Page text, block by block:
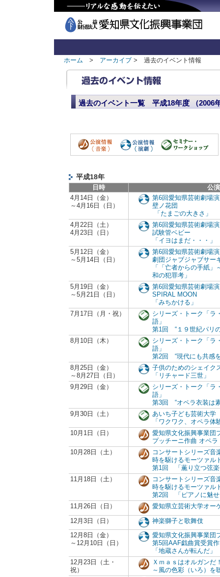
ホーム > アーカイブ > 過去のイベント情報
過去のイベント一覧 平成18年度 （2006
平成18年
日時
公
4月14日（金）
～4月16日（日）
第6回愛知県芸術劇場
壁ノ花団
「たまごの大きさ」
4月22日（土）
4月23日（日）
第6回愛知県芸術劇場
試験管ベビー
「イヨはまだ・・・」
5月12日（金）
～5月14日（日）
第6回愛知県芸術劇場
劇団ジャブジャブサー
「「亡者からの手紙
和の犯罪考」
5月19日（金）
～5月21日（日）
第6回愛知県芸術劇場
SPIRAL MOON
「みちかける」
7月17日（月・祝）
シリーズ・トーク「ラ
語」
第1回 “１９世紀パリ
8月10日（木）
シリーズ・トーク「ラ
語」
第2回 “現代にも共感
8月25日（金）
～8月27日（日）
子供のためのシェイク
「リチャード三世」
9月29日（金）
シリーズ・トーク「ラ
語」
第3回 “オペラ衣装は
9月30日（土）
あいち子ども芸術大学
「ワクワク、オペラ体
10月1日（日）
愛知県文化振興事業団
プッチーニ作曲 オペ
10月28日（土）
コンサートシリーズ音
時を駆けるモーツァル
第1回 「薫り立つ弦楽
11月18日（土）
コンサートシリーズ音
時を駆けるモーツァル
第2回 「ピアノに魅せ
11月26日（日）
愛知県立芸術大学オー
12月3日（日）
神楽獅子と歌舞伎
12月8日（金）
～12月10日（日）
愛知県文化振興事業団
第5回AAF戯曲賞受賞作
「地蔵さんが転んだ」
12月23日（土・
祝）
Ｘｍａｓはオルガンだ
～風の色彩（いろ）を